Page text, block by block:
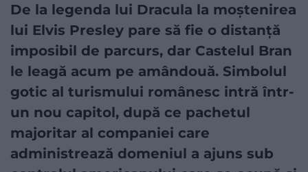
De la legenda lui Dracula la moștenirea
lui Elvis Presley pare să fie o distanță
imposibil de parcurs, dar Castelul Bran
le leagă acum pe amândouă. Simbolul
gotic al turismului românesc intră într-
un nou capitol, după ce pachetul
majoritar al companiei care
administrează domeniul a ajuns sub